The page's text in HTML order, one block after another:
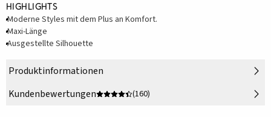
Highlights
Moderne Styles mit dem Plus an Komfort.
Maxi-Länge
Ausgestellte Silhouette
Produktinformationen
Kundenbewertungen
(160)